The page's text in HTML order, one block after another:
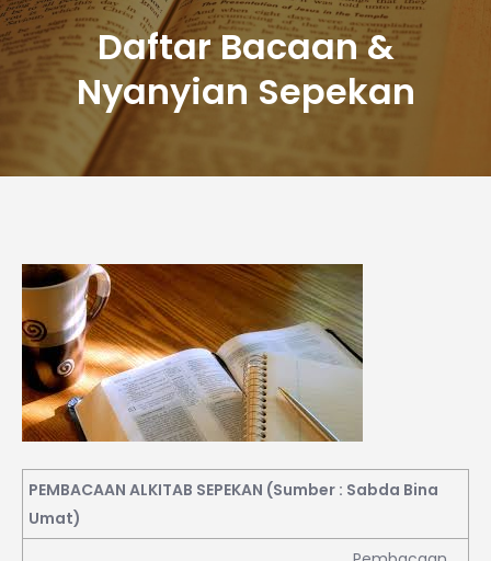
Daftar Bacaan &
Nyanyian Sepekan
PEMBACAAN ALKITAB SEPEKAN (Sumber : Sabda Bina
Umat)